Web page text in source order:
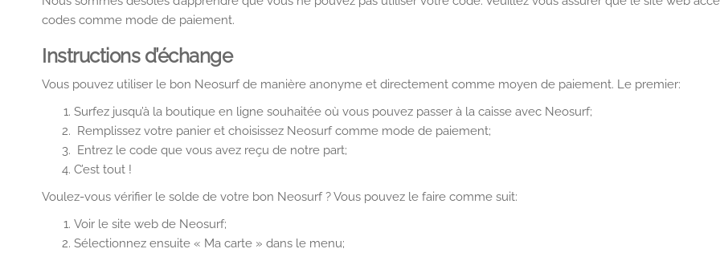
codes comme mode de paiement.
Instructions d’échange
Vous pouvez utiliser le bon Neosurf de manière anonyme et directement comme moyen de paiement. Le premier:
Surfez jusqu’à la boutique en ligne souhaitée où vous pouvez passer à la caisse avec Neosurf;
Remplissez votre panier et choisissez Neosurf comme mode de paiement;
Entrez le code que vous avez reçu de notre part;
C’est tout !
Voulez-vous vérifier le solde de votre bon Neosurf ? Vous pouvez le faire comme suit:
Voir le site web de Neosurf;
Sélectionnez ensuite « Ma carte » dans le menu;